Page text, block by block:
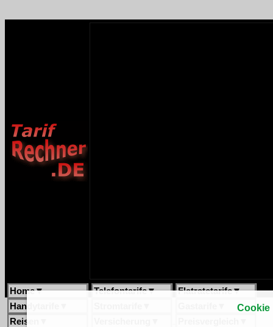
Home▼ Telefontarife▼ Flatratetarife▼
Handytarife
Reisen
Cookie